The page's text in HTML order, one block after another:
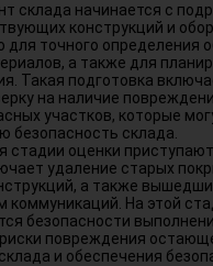
склада начинается с
конструкций и
для точного определения
а также для
Такая подготовка
на наличие
участков, которые
безопасность склада.
стадии оценки
удаление старых
а также
коммуникаций. На этой
безопасности
повреждения
и обеспечения